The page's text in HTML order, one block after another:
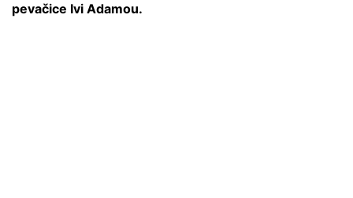
pevačice Ivi Adamou.